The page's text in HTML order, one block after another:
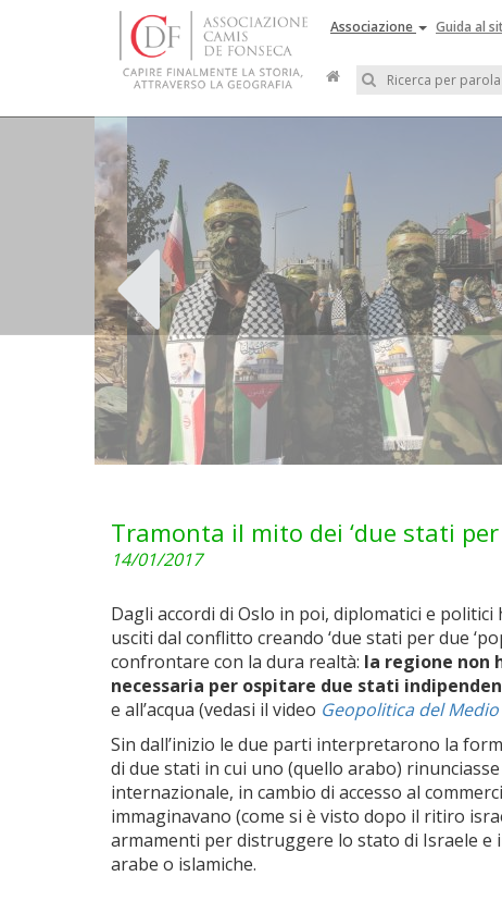
Associazione Guida al
Tramonta il mito dei ‘due stati per
14/01/2017
Dagli accordi di Oslo in poi, diplomatici e
usciti dal conflitto creando ‘due stati per due
confrontare con la dura realtà: la regione non
necessaria per ospitare due stati
e all’acqua (vedasi il video Geopolitica del
Sin dall’inizio le due parti interpretarono la
di due stati in cui uno (quello arabo)
internazionale, in cambio di accesso al
immaginavano (come si è visto dopo il ritiro
armamenti per distruggere lo stato di Israele e
arabe o islamiche.